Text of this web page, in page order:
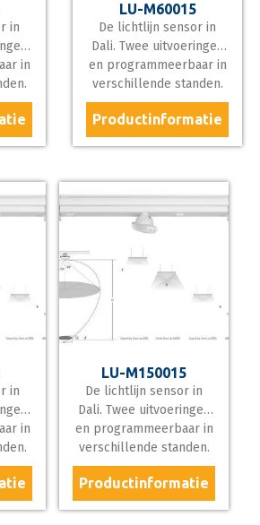
in
in
mm
of
LU-M60015
De lichtlijn sensor in
Dali. Twee uitvoeringen
en programmeerbaar in
verschillende standen.
Aan/Uit
daglicht instelbaar.
Uitvoering op 600 mm
blindplaat of 1500 mm
blindplaat en voor
hoogtes tot 8 meter of
hoogtes tot 15 meter.
Productinformatie
in
in
LU-M150015
De lichtlijn sensor in
Dali. Twee uitvoeringen
en programmeerbaar in
verschillende standen.
Aan/Uit
Productinformatie